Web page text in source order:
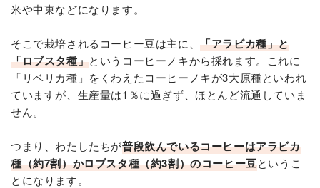
米や中東などになります。
そこで栽培されるコーヒー豆は主に、「アラビカ種」と
「ロブスタ種」というコーヒーノキから採れます。これに
「リベリカ種」をくわえたコーヒーノキが3大原種といわれ
ていますが、生産量は1％に過ぎず、ほとんど流通していま
せん。
つまり、わたしたちが普段飲んでいるコーヒーはアラビカ
種（約7割）かロブスタ種（約3割）のコーヒー豆というこ
とになります。